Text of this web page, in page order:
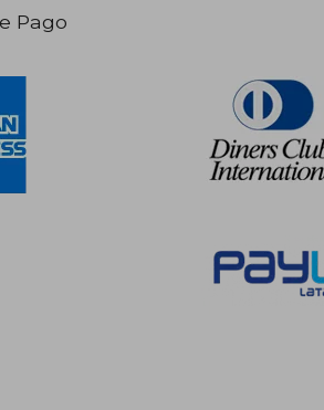
Pago